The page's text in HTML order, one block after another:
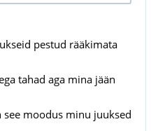
pestud rääkimata
tahad aga mina jään
moodus minu juuksed